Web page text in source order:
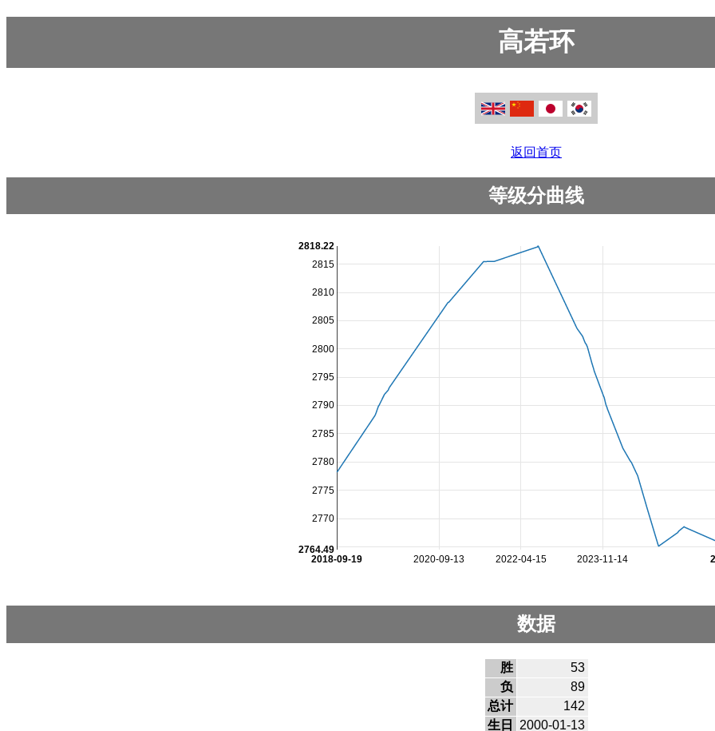
高若环
返回首页
等级分曲线
2020-09-13 2022-04-15 2023-11-14
2018-09-19
2770
2775
2780
2785
2790
2795
2800
2805
2810
2815
2764.49
2818.22
数据
胜
53
负
89
总计
142
生日
2000-01-13